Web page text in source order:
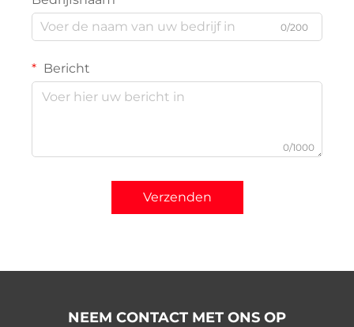
0/200
Bericht
0/1000
Verzenden
NEEM CONTACT MET ONS OP